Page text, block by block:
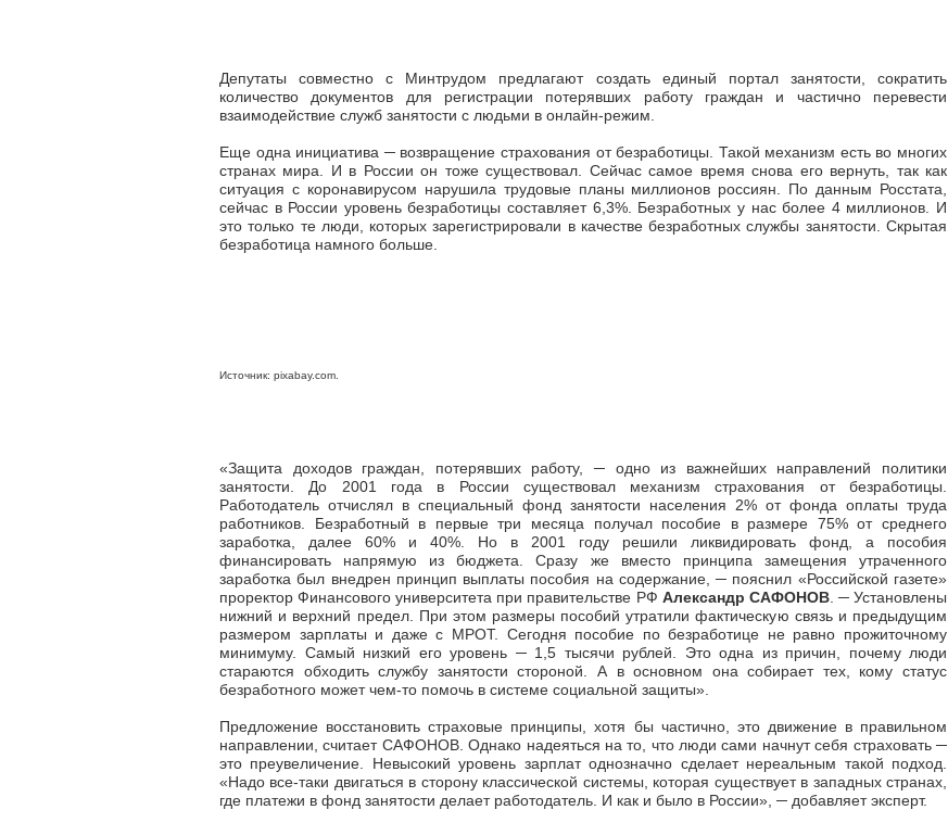
Депутаты совместно с Минтрудом предлагают создать единый портал занятости, сократить
количество документов для регистрации потерявших работу граждан и частично перевести
взаимодействие служб занятости с людьми в онлайн-режим.
Еще одна инициатива ─ возвращение страхования от безработицы. Такой механизм есть во многих
странах мира. И в России он тоже существовал. Сейчас самое время снова его вернуть, так как
ситуация с коронавирусом нарушила трудовые планы миллионов россиян. По данным Росстата,
сейчас в России уровень безработицы составляет 6,3%. Безработных у нас более 4 миллионов. И
это только те люди, которых зарегистрировали в качестве безработных службы занятости. Скрытая
безработица намного больше.
Источник: pixabay.com.
«Защита доходов граждан, потерявших работу, ─ одно из важнейших направлений политики
занятости. До 2001 года в России существовал механизм страхования от безработицы.
Работодатель отчислял в специальный фонд занятости населения 2% от фонда оплаты труда
работников. Безработный в первые три месяца получал пособие в размере 75% от среднего
заработка, далее 60% и 40%. Но в 2001 году решили ликвидировать фонд, а пособия
финансировать напрямую из бюджета. Сразу же вместо принципа замещения утраченного
заработка был внедрен принцип выплаты пособия на содержание, ─ пояснил «Российской газете»
проректор Финансового университета при правительстве РФ Александр САФОНОВ. ─ Установлены
нижний и верхний предел. При этом размеры пособий утратили фактическую связь и предыдущим
размером зарплаты и даже с МРОТ. Сегодня пособие по безработице не равно прожиточному
минимуму. Самый низкий его уровень ─ 1,5 тысячи рублей. Это одна из причин, почему люди
стараются обходить службу занятости стороной. А в основном она собирает тех, кому статус
безработного может чем-то помочь в системе социальной защиты».
Предложение восстановить страховые принципы, хотя бы частично, это движение в правильном
направлении, считает САФОНОВ. Однако надеяться на то, что люди сами начнут себя страховать ─
это преувеличение. Невысокий уровень зарплат однозначно сделает нереальным такой подход.
«Надо все-таки двигаться в сторону классической системы, которая существует в западных странах,
где платежи в фонд занятости делает работодатель. И как и было в России», ─ добавляет эксперт.